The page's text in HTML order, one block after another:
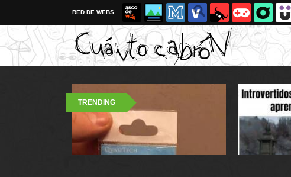
RED DE WEBS
TRENDING